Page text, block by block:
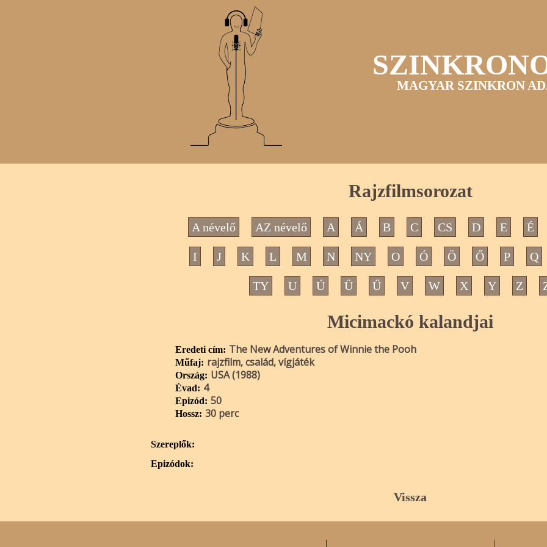
MAGYAR SZINKRON
Rajzfilmsorozat
A névelő AZ névelő A Á B C CS D E É
I J K L M N NY O Ó Ö Ő P Q
TY U Ú Ü Ű V W X Y Z
Micimackó kalandjai
Eredeti cím: The New Adventures of Winnie the Pooh
Műfaj: rajzfilm, család, vígjáték
Ország: USA (1988)
Évad: 4
Epizód: 50
Hossz: 30 perc
Szereplők:
Epizódok:
Vissza